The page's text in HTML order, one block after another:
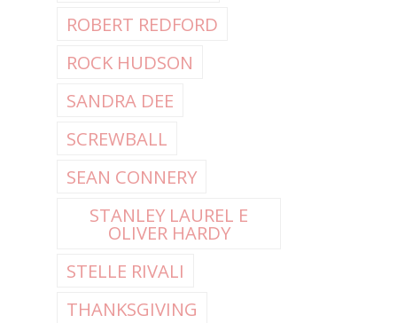
ROBERT REDFORD
ROCK HUDSON
SANDRA DEE
SCREWBALL
SEAN CONNERY
STANLEY LAUREL E
OLIVER HARDY
STELLE RIVALI
THANKSGIVING